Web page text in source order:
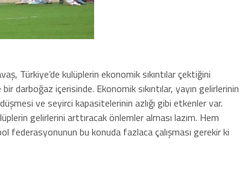
Türkiye’de kulüplerin ekonomik sıkıntılar çektiğini
darboğaz içerisinde. Ekonomik sıkıntılar, yayın gelirlerinin
ve seyirci kapasitelerinin azlığı gibi etkenler var.
gelirlerini arttıracak önlemler alması lazım. Hem
federasyonunun bu konuda fazlaca çalışması gerekir ki